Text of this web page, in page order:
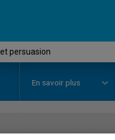
persuasion
En savoir plus